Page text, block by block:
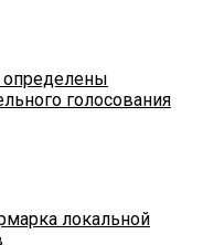
определены
голосования
локальной